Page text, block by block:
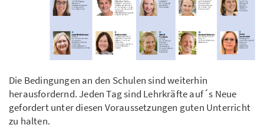
Die Bedingungen an den Schulen sind weiterhin
herausfordernd. Jeden Tag sind Lehrkräfte auf´s Neue
gefordert unter diesen Voraussetzungen guten Unterricht
zu halten.